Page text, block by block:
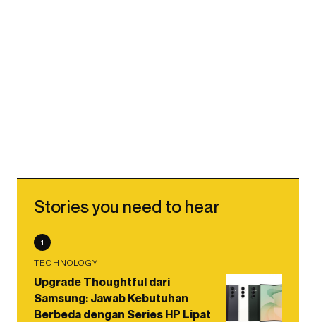
Stories you need to hear
1
TECHNOLOGY
Upgrade Thoughtful dari
Samsung: Jawab Kebutuhan
Berbeda dengan Series HP Lipat